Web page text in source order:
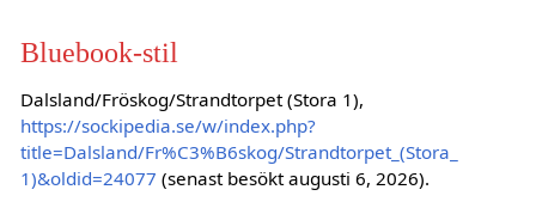
Bluebook-stil
Dalsland/Fröskog/Strandtorpet (Stora 1),
https://sockipedia.se/w/index.php?
title=Dalsland/Fr%C3%B6skog/Strandtorpet_(Stora_
1)&oldid=24077 (senast besökt augusti 6, 2026).